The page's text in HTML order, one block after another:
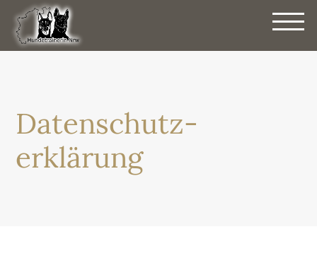
ÜBER
Datenschutz­
erklärung